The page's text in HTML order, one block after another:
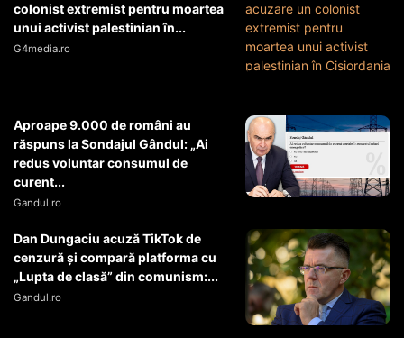
colonist extremist pentru moartea
unui activist palestinian în...
G4media.ro
Aproape 9.000 de români au
răspuns la Sondajul Gândul: „Ai
redus voluntar consumul de
curent...
Gandul.ro
Dan Dungaciu acuză TikTok de
cenzură și compară platforma cu
„Lupta de clasă” din comunism:...
Gandul.ro